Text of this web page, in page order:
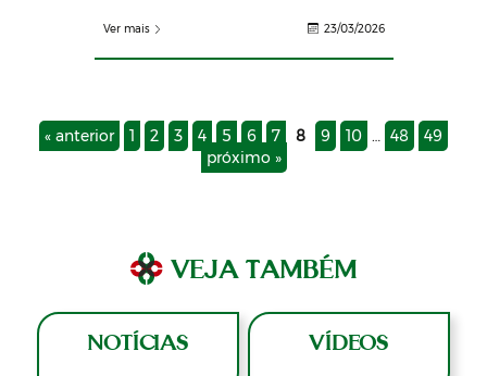
Ver mais 23/03/2026
« anterior 1 2 3 4 5 6 7 8 9 10 … 48
49
próximo »
VEJA TAMBÉM
NOTÍCIAS VÍDEOS